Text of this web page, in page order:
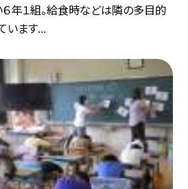
年１組。給食時などは隣の多目的
います...